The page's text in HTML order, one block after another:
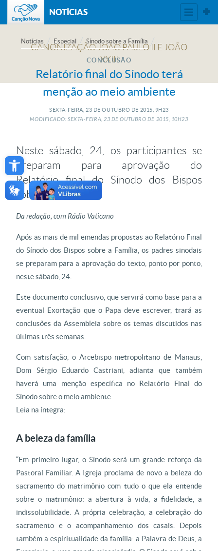
Open toolbar
NOTÍCIAS
Notícias Especial Sínodo sobre a Família
CONCLUSÃO
Relatório final do Sínodo terá
menção ao meio ambiente
SEXTA-FEIRA, 23 DE OUTUBRO DE 2015, 9H23
MODIFICADO: SEXTA-FEIRA, 23 DEOUTUBRO DE 2015, 10H23
Neste sábado, 24, os participantes se
preparam para aprovação do
Relatório final do Sínodo dos Bispos
sobre Família
Da redação, com Rádio Vaticano
Após as mais de mil emendas propostas ao Relatório Final
do Sínodo dos Bispos sobre a Família, os padres sinodais
se preparam para a aprovação do texto, ponto por ponto,
neste sábado, 24.
Este documento conclusivo, que servirá como base para a
eventual Exortação que o Papa deve escrever, trará as
conclusões da Assembleia sobre os temas discutidos nas
últimas três semanas.
Com satisfação, o Arcebispo metropolitano de Manaus,
Dom Sérgio Eduardo Castriani, adianta que também
haverá uma menção específica no Relatório Final do
Sínodo sobre o meio ambiente.
Leia na íntegra:
A beleza da família
“Em primeiro lugar, o Sínodo será um grande reforço da
Pastoral Familiar. A Igreja proclama de novo a beleza do
sacramento do matrimônio com tudo o que ela entende
sobre o matrimônio: a abertura à vida, a fidelidade, a
indissolubilidade. A própria celebração, a celebração do
sacramento e o acompanhamento dos casais. Depois
também a espiritualidade da família: a Palavra de Deus, a